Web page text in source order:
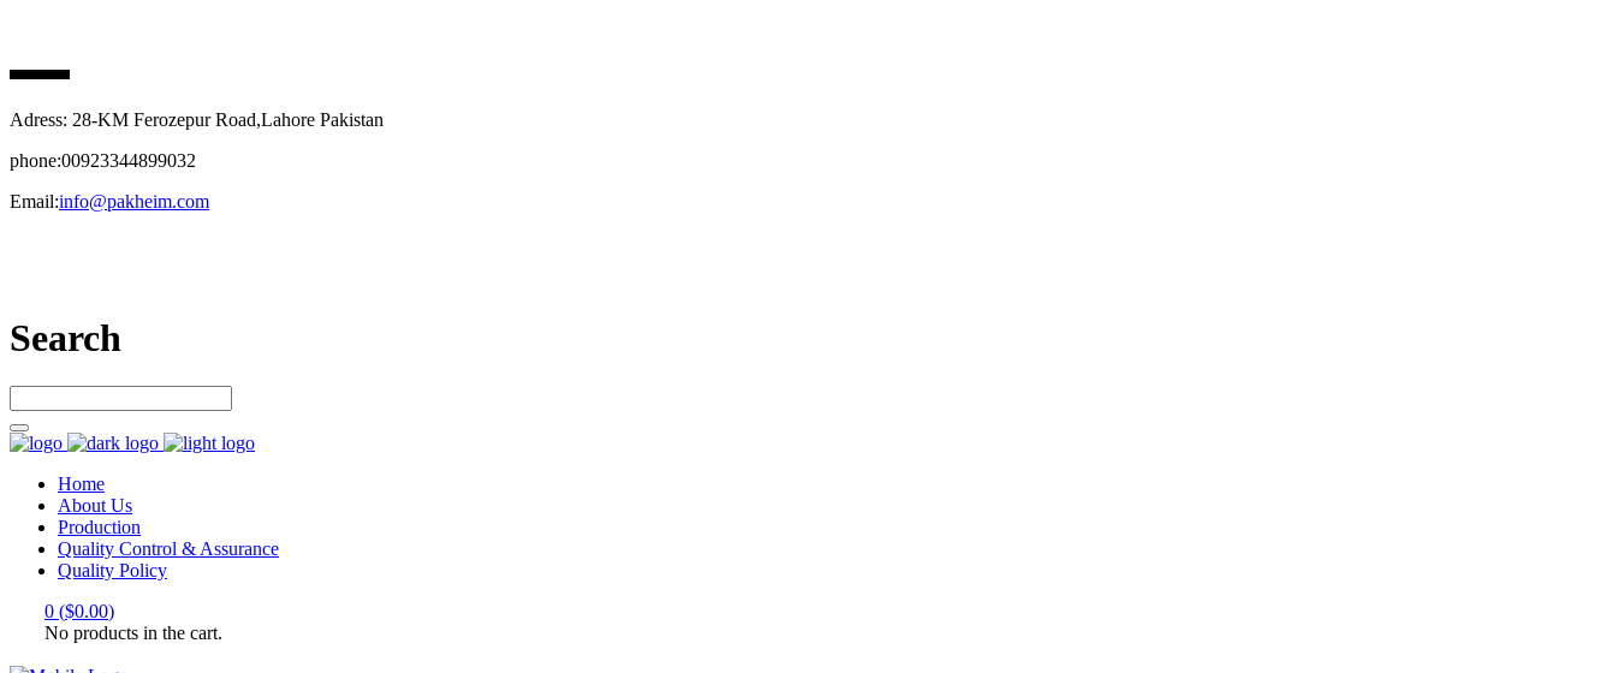
Adress: 28-KM Ferozepur Road,Lahore Pakistan
phone:00923344899032
Email:info@pakheim.com
Search
Home
About Us
Production
Quality Control & Assurance
Quality Policy
0 ($0.00)
No products in the cart.